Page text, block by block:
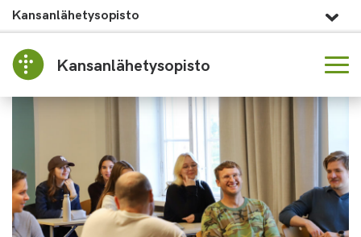
Kansanlähetysopisto
Kansanlähetysopisto